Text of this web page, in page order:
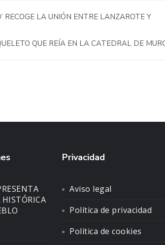
RECOGE LA UNIÓN ENTRE LANZAROTE Y
QUE REÍA EN LA CATEDRAL DE
Privacidad
Aviso legal
Política de privacidad
Política de cookies